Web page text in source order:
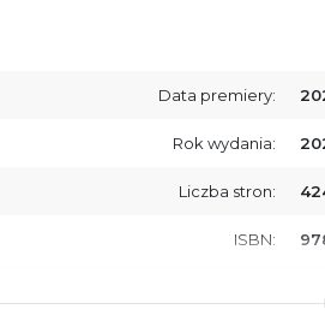
Data premiery:
Rok wydania:
Liczba stron:
ISBN: